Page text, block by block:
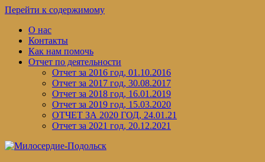
Перейти к содержимому
О нас
Контакты
Как нам помочь
Отчет по деятельности
Отчет за 2016 год, 01.10.2016
Отчет за 2017 год, 30.08.2017
Отчет за 2018 год, 16.01.2019
Отчет за 2019 год, 15.03.2020
ОТЧЕТ ЗА 2020 ГОД, 24.01.21
Отчет за 2021 год, 20.12.2021